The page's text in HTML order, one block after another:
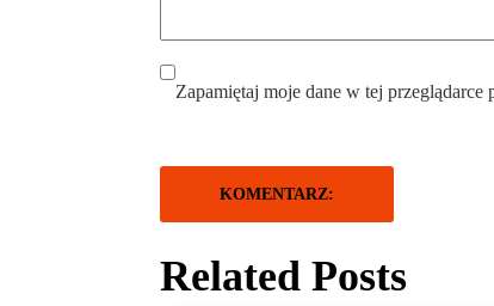
Zapamiętaj moje dane w tej
Related Posts